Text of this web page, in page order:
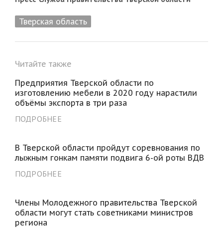
Тверская область
Читайте также
Предприятия Тверской области по
изготовлению мебели в 2020 году нарастили
объёмы экспорта в три раза
ПОДРОБНЕЕ
В Тверской области пройдут соревнования по
лыжным гонкам памяти подвига 6-ой роты ВДВ
ПОДРОБНЕЕ
Члены Молодежного правительства Тверской
области могут стать советниками министров
региона